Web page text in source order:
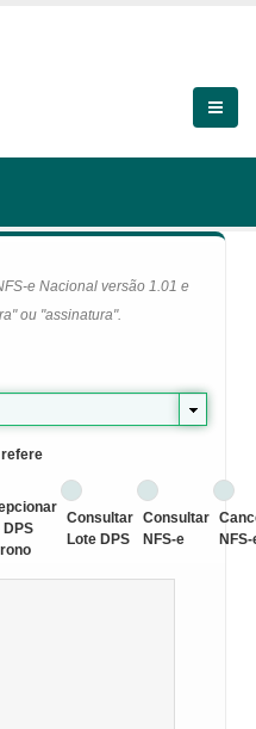
e Nacional versão 1.01 e
ou "assinatura".
DPS
Consultar
Lote DPS
Consultar
NFS-e
NFS-